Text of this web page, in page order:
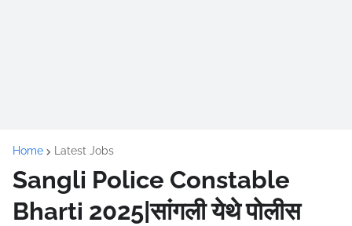
Home Latest Jobs
Sangli Police Constable
Bharti 2025|सांगली येथे पोलीस